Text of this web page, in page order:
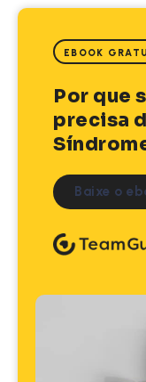
EBOOK
Por que
precisa
Baixe o